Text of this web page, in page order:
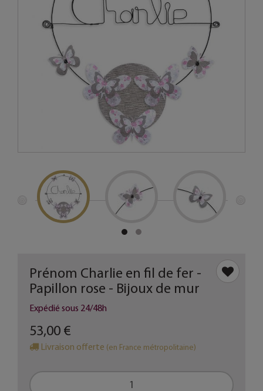
Prénom Charlie en fil de fer -
Papillon rose - Bijoux de mur
Expédié sous 24/48h
53,00 €
Livraison offerte (en France métropolitaine)